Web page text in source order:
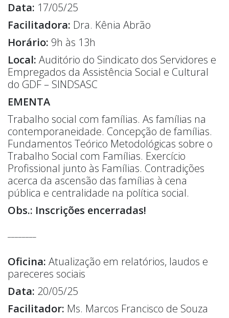
Data: 17/05/25
Facilitadora: Dra. Kênia Abrão
Horário: 9h às 13h
Local: Auditório do Sindicato dos Servidores e
Empregados da Assistência Social e Cultural
do GDF – SINDSASC
EMENTA
Trabalho social com famílias. As famílias na
contemporaneidade. Concepção de famílias.
Fundamentos Teórico Metodológicas sobre o
Trabalho Social com Famílias. Exercício
Profissional junto às Famílias. Contradições
acerca da ascensão das famílias à cena
pública e centralidade na política social.
Obs.: Inscrições encerradas!
Oficina: Atualização em relatórios, laudos e
pareceres sociais
Data: 20/05/25
Facilitador: Ms. Marcos Francisco de Souza